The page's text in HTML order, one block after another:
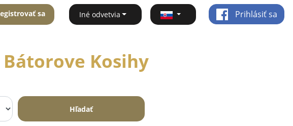
sa Iné odvetvia Prihlásiť sa
Kosihy
Hľadať